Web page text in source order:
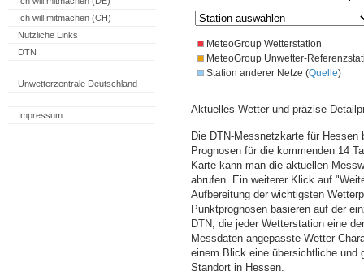
Ich will mitmachen (CH)
Nützliche Links
DTN
Unwetterzentrale Deutschland
Impressum
MeteoGroup Wetterstation
MeteoGroup Unwetter-
Station anderer Netze (Quelle)
Aktuelles Wetter und präzise
Die DTN-Messnetzkarte für
Prognosen für die kommenden 14
Karte kann man die aktuellen
abrufen. Ein weiterer Klick auf
Aufbereitung der wichtigsten
Punktprognosen basieren auf der
DTN, die jeder Wetterstation eine
Messdaten angepasste Wetter-
einem Blick eine übersichtliche und
Standort in Hessen.